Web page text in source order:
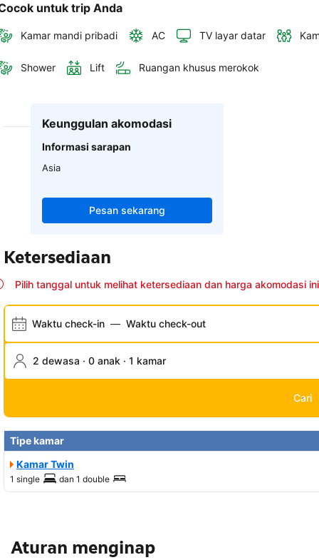
untuk trip Anda
Kamar mandi pribadi AC TV layar datar
Shower Lift Ruangan khusus merokok
Keunggulan akomodasi
Informasi sarapan
Asia
Pesan sekarang
Ketersediaan
Pilih tanggal untuk melihat ketersediaan dan harga akomodasi ini
Waktu check-in — Waktu check-out
2 dewasa · 0 anak · 1 kamar
Cari
Tipe kamar
Kamar Twin
1 single dan 1 double
Aturan menginap